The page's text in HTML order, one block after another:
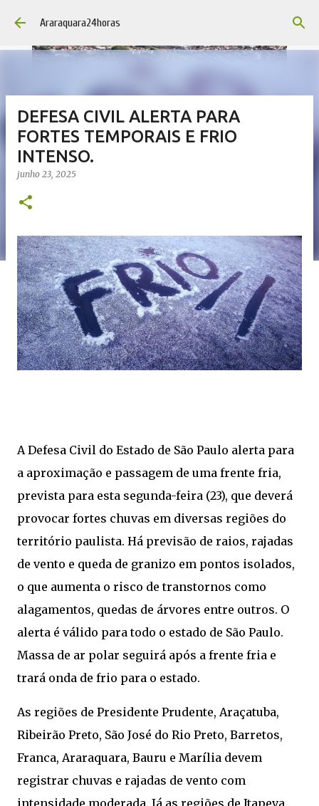
Pular para o conteúdo principal
Araraquara24horas
DEFESA CIVIL ALERTA PARA
FORTES TEMPORAIS E FRIO
INTENSO.
junho 23, 2025
A Defesa Civil do Estado de São Paulo alerta para
a aproximação e passagem de uma frente fria,
prevista para esta segunda-feira (23), que deverá
provocar fortes chuvas em diversas regiões do
território paulista. Há previsão de raios, rajadas
de vento e queda de granizo em pontos isolados,
o que aumenta o risco de transtornos como
alagamentos, quedas de árvores entre outros. O
alerta é válido para todo o estado de São Paulo.
Massa de ar polar seguirá após a frente fria e
trará onda de frio para o estado.
As regiões de Presidente Prudente, Araçatuba,
Ribeirão Preto, São José do Rio Preto, Barretos,
Franca, Araraquara, Bauru e Marília devem
registrar chuvas e rajadas de vento com